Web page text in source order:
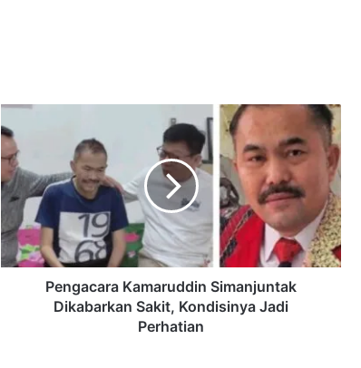
Pengacara
Kamaruddin
Simanjuntak
Dikabarkan
Sakit,
Kondisinya
Jadi
Perhatian
Pengacara Kamaruddin Simanjuntak
Dikabarkan Sakit, Kondisinya Jadi
Perhatian